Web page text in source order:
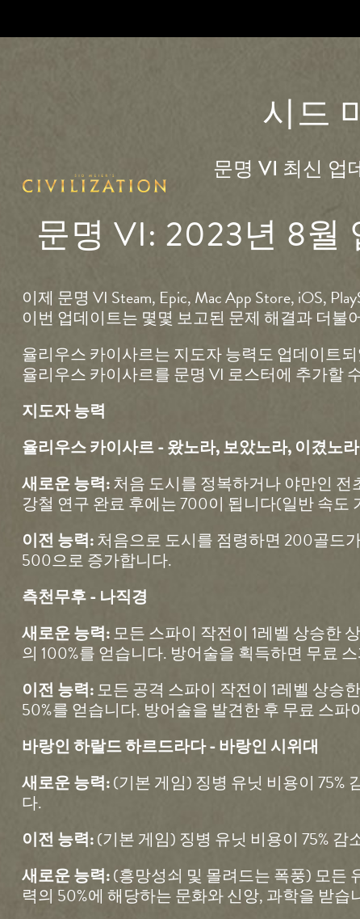
시드
문명 VI 최신 업
문명 VI: 2023년 8월
이제 문명 VI Steam, Epic, Mac App Store, iOS,
이번 업데이트는 몇몇 보고된 문제 해결과 더불
율리우스 카이사르는 지도자 능력도 업데이트
율리우스 카이사르를 문명 VI 로스터에 추가할
지도자 능력
율리우스 카이사르 - 왔노라, 보았노라, 이겼노라
새로운 능력:처음 도시를 정복하거나 야만인
강철 연구 완료 후에는 700이 됩니다(일반 속도
이전 능력:처음으로 도시를 점령하면 200골드
500으로 증가합니다.
측천무후 - 나직경
새로운 능력:모든 스파이 작전이 1레벨 상승한
의 100%를 얻습니다. 방어술을 획득하면 무료
이전 능력:모든 공격 스파이 작전이 1레벨 상승
50%를 얻습니다. 방어술을 발견한 후 무료 스
바랑인 하랄드 하르드라다 - 바랑인 시위대
새로운 능력:(기본 게임) 징병 유닛 비용이 75%
다.
이전 능력:(기본 게임) 징병 유닛 비용이 75%
새로운 능력:(흥망성쇠 및 몰려드는 폭풍) 모든
력의 50%에 해당하는 문화와 신앙, 과학을 받